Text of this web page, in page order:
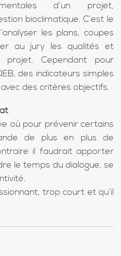
d’un projet,
bioclimatique. C’est le
les plans, coupes
au jury les qualités et
Cependant pour
des indicateurs simples
des critères objectifs.
où pour prévenir certains
de plus en plus de
il faudrait apporter
le temps du dialogue, se
trop court et qu’il